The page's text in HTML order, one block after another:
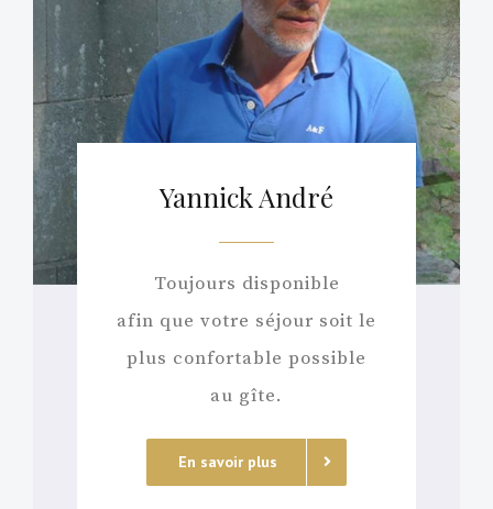
Yannick André
Toujours disponible
afin que votre séjour soit le
plus confortable possible
au gîte.
En savoir plus